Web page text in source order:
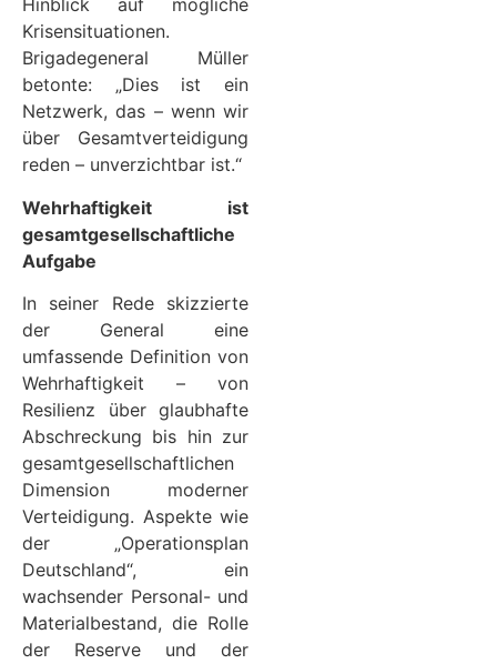
Hinblick auf mögliche
Krisensituationen.
Brigadegeneral Müller
betonte: „Dies ist ein
Netzwerk, das – wenn wir
über Gesamtverteidigung
reden – unverzichtbar ist.“
Wehrhaftigkeit ist
gesamtgesellschaftliche
Aufgabe
In seiner Rede skizzierte
der General eine
umfassende Definition von
Wehrhaftigkeit – von
Resilienz über glaubhafte
Abschreckung bis hin zur
gesamtgesellschaftlichen
Dimension moderner
Verteidigung. Aspekte wie
der „Operationsplan
Deutschland“, ein
wachsender Personal- und
Materialbestand, die Rolle
der Reserve und der